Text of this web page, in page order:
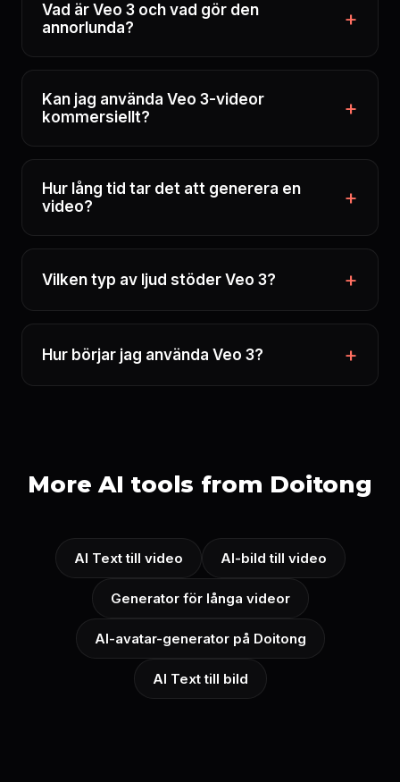
Vad är Veo 3 och vad gör den
annorlunda?
Kan jag använda Veo 3-videor
kommersiellt?
Hur lång tid tar det att generera en
video?
Vilken typ av ljud stöder Veo 3?
Hur börjar jag använda Veo 3?
More AI tools from Doitong
AI Text till video AI-bild till video
Generator för långa videor
AI-avatar-generator på Doitong
AI Text till bild